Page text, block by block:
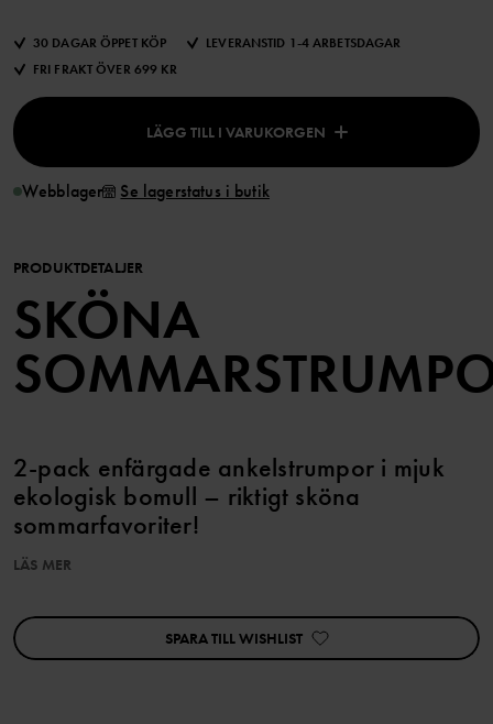
30 DAGAR ÖPPET KÖP
LEVERANSTID 1-4 ARBETSDAGAR
FRI FRAKT ÖVER 699 KR
LÄGG TILL I VARUKORGEN
Webblager Se lagerstatus i butik
PRODUKTDETALJER
SKÖNA
2-pack enfärgade ankelstrumpor i mjuk
ekologisk bomull – riktigt sköna
sommarfavoriter!
Artikelnummer:60602354
LÄS MER
SPARA TILL WISHLIST